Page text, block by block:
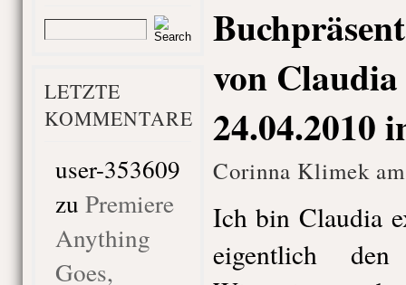
LETZTE
KOMMENTARE
user-353609
zu Premiere
Anything
Goes,
von
24.04.2010
Corinna Klimek
Ich bin Claudia
eigentlich